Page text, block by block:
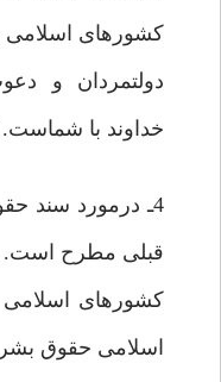
کشورهای اسلامی
دولتمردان و
خداوند با
4ـ درمورد سند
قبلی مطرح است.
کشورهای اسلامی
اسلامی حقوق بشر